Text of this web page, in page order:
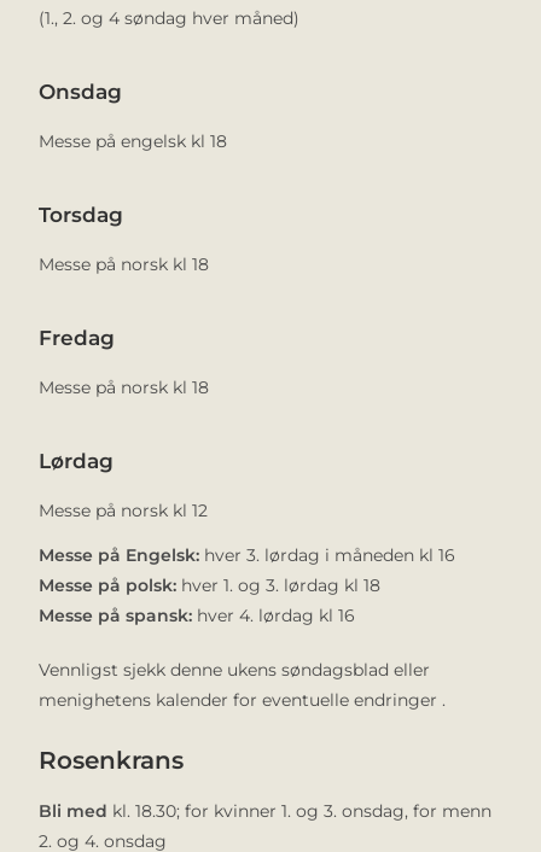
(1., 2. og 4 søndag hver måned)
Onsdag
Messe på engelsk kl 18
Torsdag
Messe på norsk kl 18
Fredag
Messe på norsk kl 18
Lørdag
Messe på norsk kl 12
Messe på Engelsk: hver 3. lørdag i måneden kl 16
Messe på polsk: hver 1. og 3. lørdag kl 18
Messe på spansk: hver 4. lørdag kl 16
Vennligst sjekk denne ukens søndagsblad eller
menighetens kalender for eventuelle endringer .
Rosenkrans
Bli med kl. 18.30; for kvinner 1. og 3. onsdag, for menn
2. og 4. onsdag